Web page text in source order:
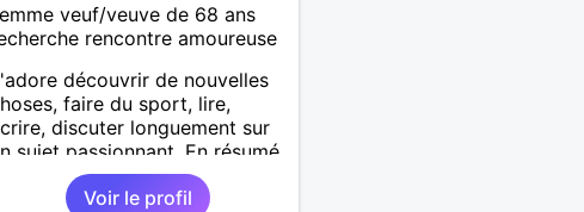
veuf/veuve de 68 ans
rencontre amoureuse
découvrir de nouvelles
faire du sport, lire,
discuter longuement sur
sujet passionnant. En résumé,
profiter de la vie, tout
simplement!Voir le profil